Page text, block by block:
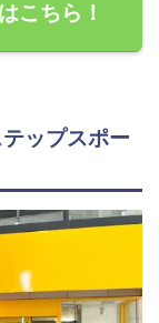
こちら！
ップスポー